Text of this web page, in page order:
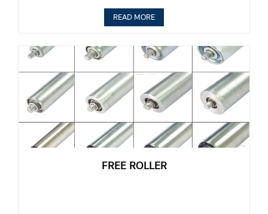
READ MORE
FREE ROLLER